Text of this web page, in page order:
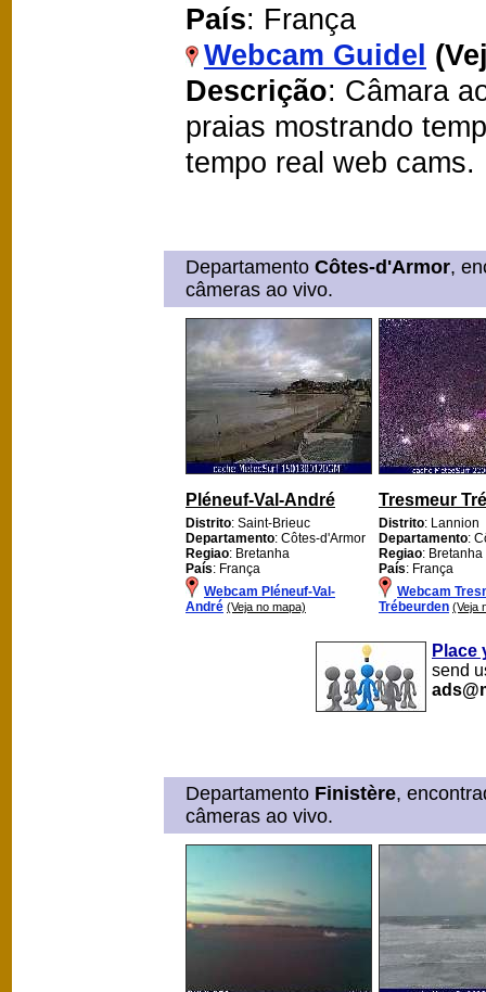
País: França
Webcam Guidel
Descrição: Câmara
praias mostrando
tempo real web cams.
Departamento Côtes-d'Armor,
câmeras ao vivo.
Pléneuf-Val-André
Distrito: Saint-Brieuc
Departamento: Côtes-d'Armor
Regiao: Bretanha
País: França
Webcam Pléneuf-Val-
André (Veja no mapa)
Tresmeur
Distrito: Lannion
Departamento:
Regiao: Bretanha
País: França
Webcam
Trébeurden (Veja
Place
send
Departamento Finistère,
câmeras ao vivo.